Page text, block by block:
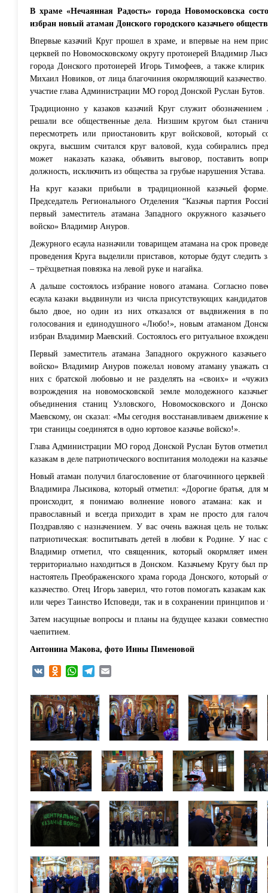
В храме «Нечаянная Радость» города Новомосковска
избран новый атаман Донского городского казачьего
Впервые казачий Круг прошел в храме, и впервые на нем
церквей по Новомосковскому округу протоиерей Владимир
города Донского протоиерей Игорь Тимофеев, а также клирик
Михаил Новиков, от лица благочиния окормляющий
участие глава Администрации МО город Донской Руслан Бутов.
Традиционно у казаков казачий Круг служит обозначением
решали все общественные дела. Низшим кругом был
пересмотреть или приостановить круг войсковой, который
округа, высшим считался круг валовой, куда собирались
может наказать казака, объявить выговор, поставить
должность, исключить из общества за грубые нарушения Устава.
На круг казаки прибыли в традиционной казачьей
Председатель Регионального Отделения “Казачья партия
первый заместитель атамана Западного окружного
войско» Владимир Ануров.
Дежурного есаула назначили товарищем атамана на срок
проведения Круга выделили приставов, которые будут следить
– трёхцветная повязка на левой руке и нагайка.
А дальше состоялось избрание нового атамана. Согласно
есаула казаки выдвинули из числа присутствующих
было двое, но один из них отказался от выдвижения в
голосования и единодушного «Любо!», новым атаманом
избран Владимир Маевский. Состоялось его ритуальное
Первый заместитель атамана Западного окружного
войско» Владимир Ануров пожелал новому атаману уважать
них с братской любовью и не разделять на «своих» и
возрождения на новомосковской земле молодежного
объединения станиц Узловского, Новомосковского и
Маевскому, он сказал: «Мы сегодня восстанавливаем движение
три станицы соединятся в одно юртовое казачье войско!».
Глава Администрации МО город Донской Руслан Бутов отметил,
казакам в деле патриотического воспитания молодежи на
Новый атаман получил благословение от благочинного
Владимира Лысикова, который отметил: «Дорогие братья, для
происходит, я понимаю волнение нового атамана: как
православный и всегда приходит в храм не просто для
Поздравляю с назначением. У вас очень важная цель не
патриотическая: воспитывать детей в любви к Родине. У нас
Владимир отметил, что священник, который окормляет
территориально находиться в Донском. Казачьему Кругу был
настоятель Преображенского храма города Донского, который
казачество. Отец Игорь заверил, что готов помогать казакам
или через Таинство Исповеди, так и в сохранении принципов
Затем насущные вопросы и планы на будущее казаки
чаепитием.
Антонина Макова, фото Инны Пименовой
VK Odnoklassniki
WhatsAppTelegram